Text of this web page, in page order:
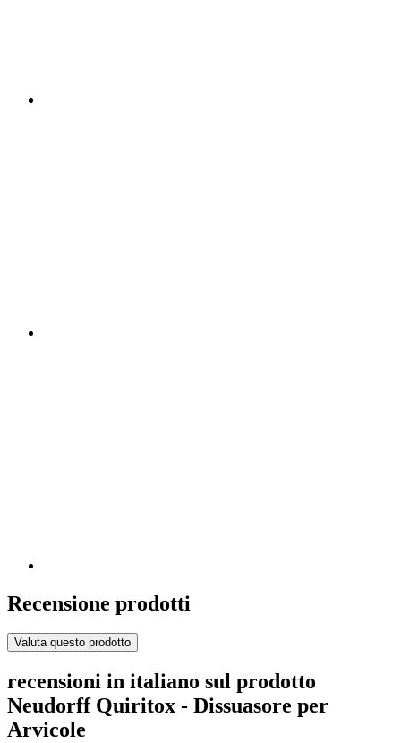
Recensione prodotti
Valuta questo prodotto
recensioni in italiano sul prodotto
Neudorff Quiritox - Dissuasore per
Arvicole